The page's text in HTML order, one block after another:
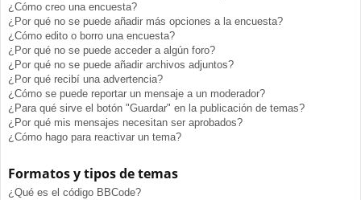
¿Cómo creo una encuesta?
¿Por qué no se puede añadir más opciones a la encuesta?
¿Cómo edito o borro una encuesta?
¿Por qué no se puede acceder a algún foro?
¿Por qué no se puede añadir archivos adjuntos?
¿Por qué recibí una advertencia?
¿Cómo se puede reportar un mensaje a un moderador?
¿Para qué sirve el botón "Guardar" en la publicación de temas?
¿Por qué mis mensajes necesitan ser aprobados?
¿Cómo hago para reactivar un tema?
Formatos y tipos de temas
¿Qué es el código BBCode?